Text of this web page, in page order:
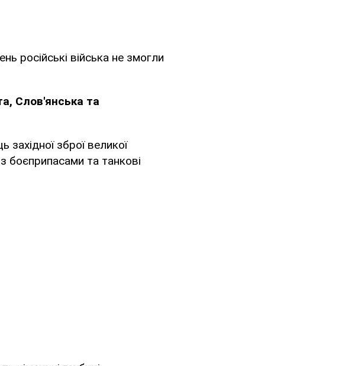
російські війська не змогли
Слов'янська та
зброї великої
боєприпасами та танкові